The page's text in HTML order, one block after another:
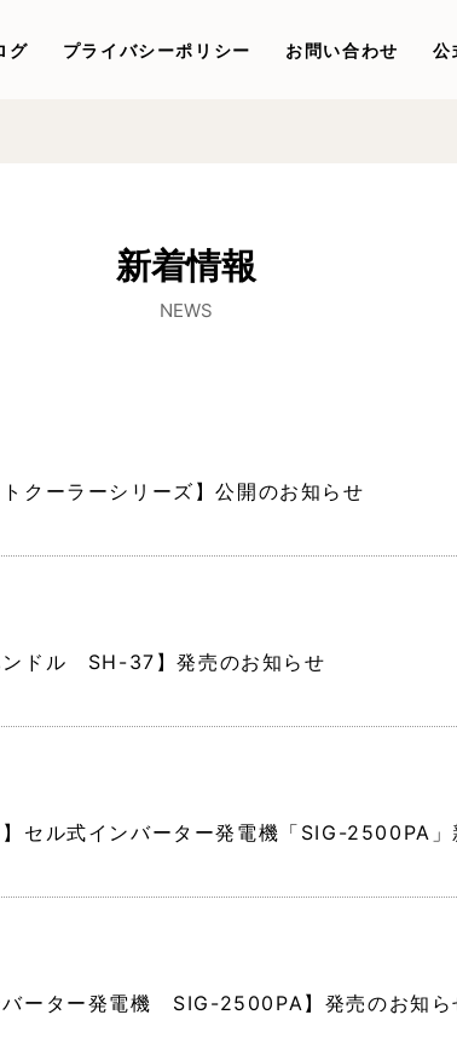
グ プライバシーポリシー お問い合わせ 公
新着情報
NEWS
クーラーシリーズ】公開のお知らせ
ンドル SH-37】発売のお知らせ
】セル式インバーター発電機「SIG-2500PA」
バーター発電機 SIG-2500PA】発売のお知ら